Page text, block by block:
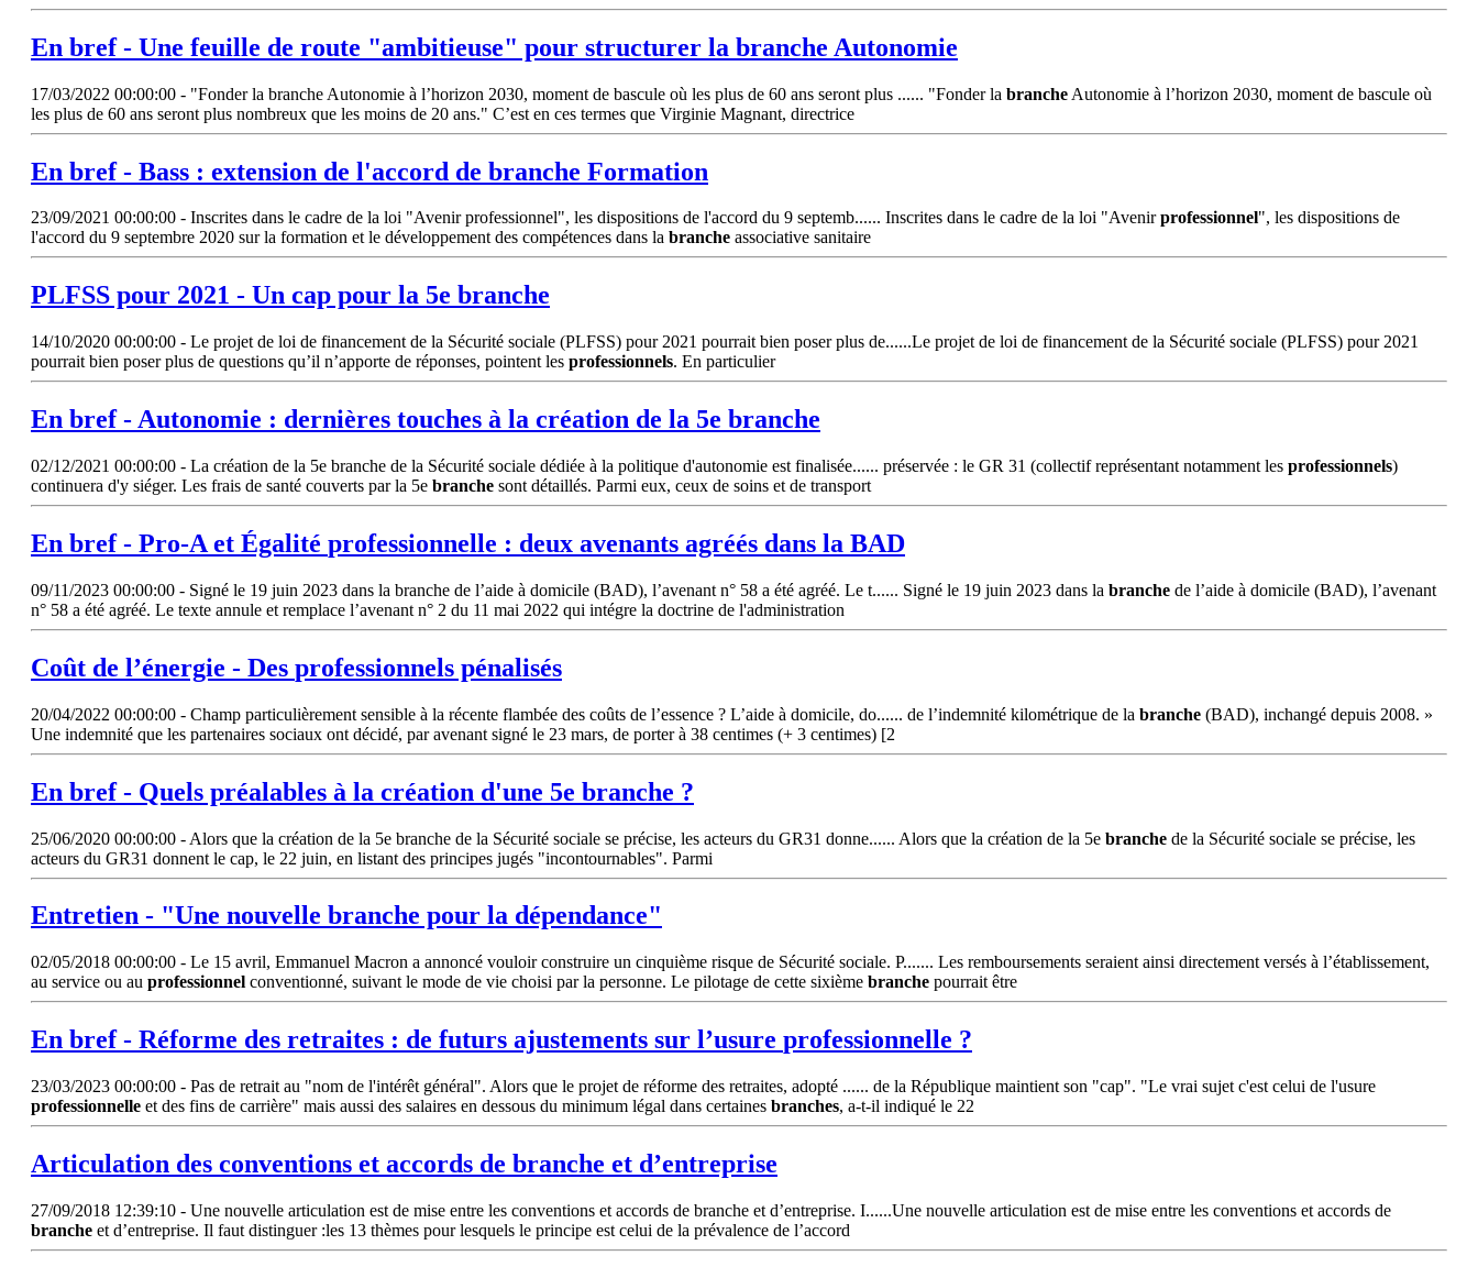
En bref - Une feuille de route "ambitieuse" pour structurer la branche Autonomie
17/03/2022 00:00:00 - "Fonder la branche Autonomie à l’horizon 2030, moment de bascule où les plus de 60 ans seront plus ...... "Fonder la branche Autonomie à l’horizon 2030, moment de bascule où
les plus de 60 ans seront plus nombreux que les moins de 20 ans." C’est en ces termes que Virginie Magnant, directrice
En bref - Bass : extension de l'accord de branche Formation
23/09/2021 00:00:00 - Inscrites dans le cadre de la loi "Avenir professionnel", les dispositions de l'accord du 9 septemb...... Inscrites dans le cadre de la loi "Avenirprofessionnel", les dispositions de
l'accord du 9 septembre 2020 sur la formation et le développement des compétences dans la branche associative sanitaire
PLFSS pour 2021 - Un cap pour la 5e branche
14/10/2020 00:00:00 - Le projet de loi de financement de la Sécurité sociale (PLFSS) pour 2021 pourrait bien poser plus de......Le projet de loi de financement de la Sécurité sociale (PLFSS) pour 2021
pourrait bien poser plus de questions qu’il n’apporte de réponses, pointent les professionnels. En particulier
En bref - Autonomie : dernières touches à la création de la 5e branche
02/12/2021 00:00:00 - La création de la 5e branche de la Sécurité sociale dédiée à la politique d'autonomie est finalisée...... préservée : le GR 31 (collectif représentant notamment les professionnels)
continuera d'y siéger. Les frais de santé couverts par la 5e branche sont détaillés. Parmi eux, ceux de soins et de transport
En bref - Pro-A et Égalité professionnelle : deux avenants agréés dans la BAD
09/11/2023 00:00:00 - Signé le 19 juin 2023 dans la branche de l’aide à domicile (BAD), l’avenant n° 58 a été agréé. Le t...... Signé le 19 juin 2023 dans la branche de l’aide à domicile (BAD), l’avenant
n° 58 a été agréé. Le texte annule et remplace l’avenant n° 2 du 11 mai 2022 qui intégre la doctrine de l'administration
Coût de l’énergie - Des professionnels pénalisés
20/04/2022 00:00:00 - Champ particulièrement sensible à la récente flambée des coûts de l’essence ? L’aide à domicile, do...... de l’indemnité kilométrique de la branche (BAD), inchangé depuis 2008. »
Une indemnité que les partenaires sociaux ont décidé, par avenant signé le 23 mars, de porter à 38 centimes (+ 3 centimes) [2
En bref - Quels préalables à la création d'une 5e branche ?
25/06/2020 00:00:00 - Alors que la création de la 5e branche de la Sécurité sociale se précise, les acteurs du GR31 donne...... Alors que la création de la 5e branche de la Sécurité sociale se précise, les
acteurs du GR31 donnent le cap, le 22 juin, en listant des principes jugés "incontournables". Parmi
Entretien - "Une nouvelle branche pour la dépendance"
02/05/2018 00:00:00 - Le 15 avril, Emmanuel Macron a annoncé vouloir construire un cinquième risque de Sécurité sociale. P....... Les remboursements seraient ainsi directement versés à l’établissement,
au service ou au professionnel conventionné, suivant le mode de vie choisi par la personne. Le pilotage de cette sixième branche pourrait être
En bref - Réforme des retraites : de futurs ajustements sur l’usure professionnelle ?
23/03/2023 00:00:00 - Pas de retrait au "nom de l'intérêt général". Alors que le projet de réforme des retraites, adopté ...... de la République maintient son "cap". "Le vrai sujet c'est celui de l'usure
professionnelle et des fins de carrière" mais aussi des salaires en dessous du minimum légal dans certaines branches, a-t-il indiqué le 22
Articulation des conventions et accords de branche et d’entreprise
27/09/2018 12:39:10 - Une nouvelle articulation est de mise entre les conventions et accords de branche et d’entreprise. I......Une nouvelle articulation est de mise entre les conventions et accords de
branche et d’entreprise. Il faut distinguer :les 13 thèmes pour lesquels le principe est celui de la prévalence de l’accord